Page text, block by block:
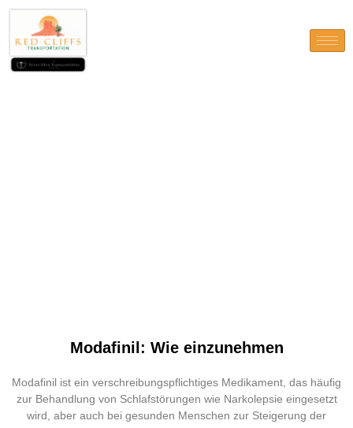
Modafinil: Wie einzunehmen
Modafinil ist ein verschreibungspflichtiges Medikament, das häufig
zur Behandlung von Schlafstörungen wie Narkolepsie eingesetzt
wird, aber auch bei gesunden Menschen zur Steigerung der